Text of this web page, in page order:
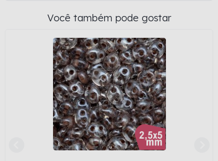
Você também pode gostar